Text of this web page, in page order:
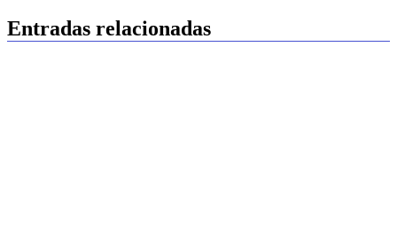
Entradas relacionadas